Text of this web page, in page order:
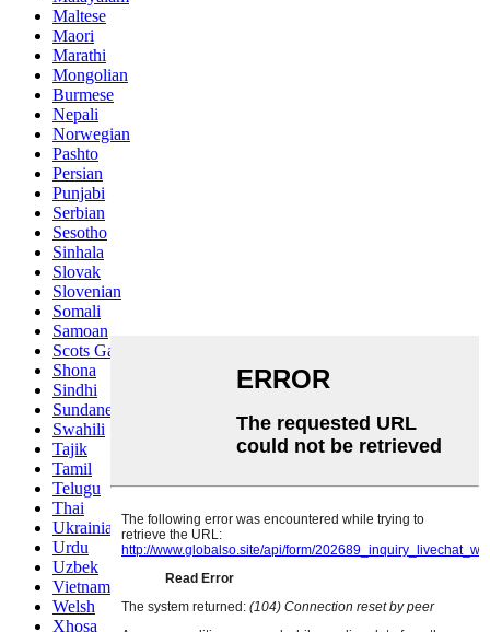
Maltese
Maori
Marathi
Mongolian
Burmese
Nepali
Norwegian
Pashto
Persian
Punjabi
Serbian
Sesotho
Sinhala
Slovak
Slovenian
Somali
Samoan
Scots Gaelic
Shona
Sindhi
Sundanese
Swahili
Tajik
Tamil
Telugu
Thai
Ukrainian
Urdu
Uzbek
Vietnamese
Welsh
Xhosa